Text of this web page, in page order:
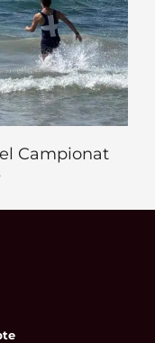
Campionat